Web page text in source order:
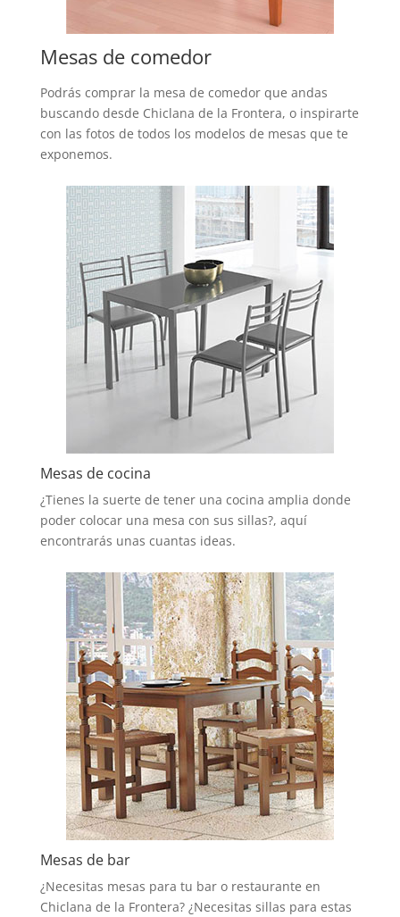
Mesas de comedor
Podrás comprar la mesa de comedor que andas
buscando desde Chiclana de la Frontera, o inspirarte
con las fotos de todos los modelos de mesas que te
exponemos.
Mesas de cocina
¿Tienes la suerte de tener una cocina amplia donde
poder colocar una mesa con sus sillas?, aquí
encontrarás unas cuantas ideas.
Mesas de bar
¿Necesitas mesas para tu bar o restaurante en
Chiclana de la Frontera? ¿Necesitas sillas para estas